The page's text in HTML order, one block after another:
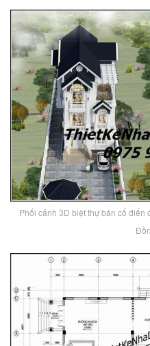
Phối cảnh 3D biệt thự bán cổ điển